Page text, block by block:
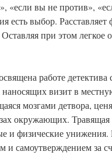
«если вы не против»,
есть выбор.
при этом
работе
наносящих визит в
мозгами детвора,
окружающих. Травящая
и физические
и самоутверждением за